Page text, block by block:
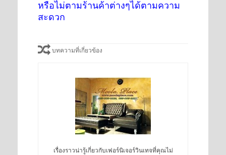
หรือไม่ตามร้านค้าต่างๆได้ตามความ
สะดวก
บทความที่เกี่ยวข้อง
เรื่องราวน่ารู้เกี่ยวกับเฟอร์นิเจอร์วินเทจที่คุณไม่